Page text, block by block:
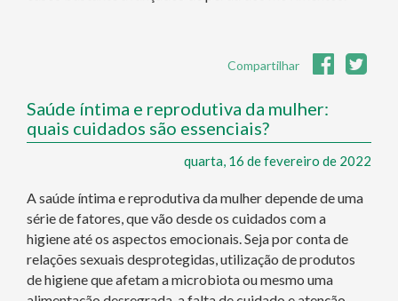
Compartilhar
Saúde íntima e reprodutiva da mulher:
quais cuidados são essenciais?
quarta, 16 de fevereiro de 2022
A saúde íntima e reprodutiva da mulher depende de uma
série de fatores, que vão desde os cuidados com a
higiene até os aspectos emocionais. Seja por conta de
relações sexuais desprotegidas, utilização de produtos
de higiene que afetam a microbiota ou mesmo uma